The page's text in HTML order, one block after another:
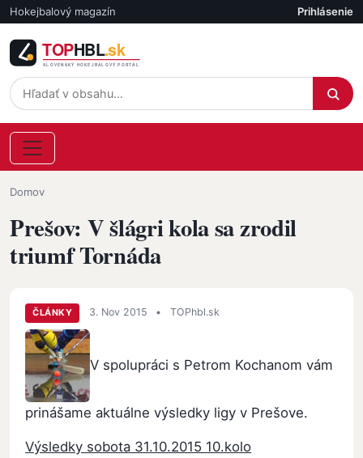
Skočiť na hlavný obsah
Hokejbalový magazín Účet
Prihlásenie
Omrvinka
Domov
Prešov: V šlágri kola sa zrodil
triumf Tornáda
ČLÁNKY 3. Nov 2015 • TOPhbl.sk
V spolupráci s Petrom Kochanom vám
prinášame aktuálne výsledky ligy v Prešove.
Výsledky sobota 31.10.2015 10.kolo